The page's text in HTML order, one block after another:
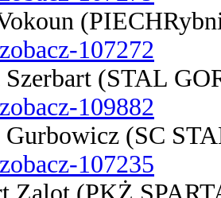
107272
Szerbart (STAL
109882
Gurbowicz (SC
107235